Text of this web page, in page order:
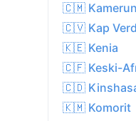
🇨🇲 Kamerun
🇨🇻 Kap
🇰🇪 Kenia
🇨🇫 Keski-
🇨🇩
🇰🇲 Komorit